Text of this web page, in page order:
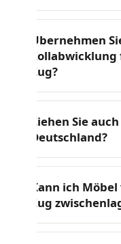
Übernehmen
Zug?
Ziehen Sie
Deutschland?
Kann ich
Zug